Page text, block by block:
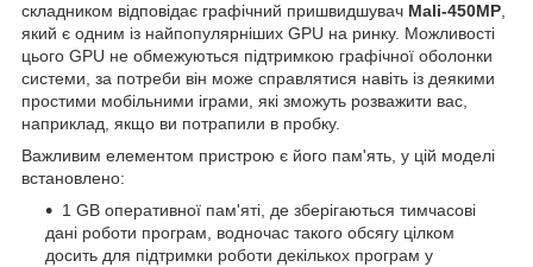
складником відповідає графічний пришвидшувач Mali-450MP,
який є одним із найпопулярніших GPU на ринку. Можливості
цього GPU не обмежуються підтримкою графічної оболонки
системи, за потреби він може справлятися навіть із деякими
простими мобільними іграми, які зможуть розважити вас,
наприклад, якщо ви потрапили в пробку.
Важливим елементом пристрою є його пам'ять, у цій моделі
встановлено:
1 GB оперативної пам'яті, де зберігаються тимчасові
дані роботи програм, водночас такого обсягу цілком
досить для підтримки роботи декількох програм у